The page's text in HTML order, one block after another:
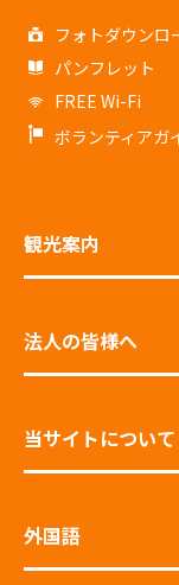
フォトダウンロ
パンフレット
FREE Wi-Fi
ボランティアガ
観光案内
法人の皆様へ
当サイトについて
外国語